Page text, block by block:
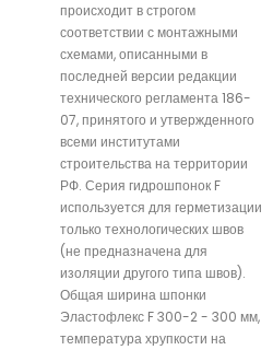
происходит в строгом
соответствии с монтажными
схемами, описанными в
последней версии редакции
технического регламента 186-
07, принятого и утвержденного
всеми институтами
строительства на территории
РФ. Серия гидрошпонок F
используется для герметизации
только технологических швов
(не предназначена для
изоляции другого типа швов).
Общая ширина шпонки
Эластофлекс F 300-2 - 300 мм,
температура хрупкости на